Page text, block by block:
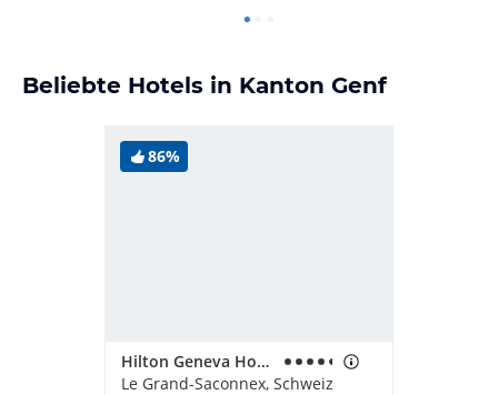
Beliebte Hotels in Kanton Genf
86%
Hilton Geneva Hotel & Conference Centre
Le Grand-Saconnex, Schweiz